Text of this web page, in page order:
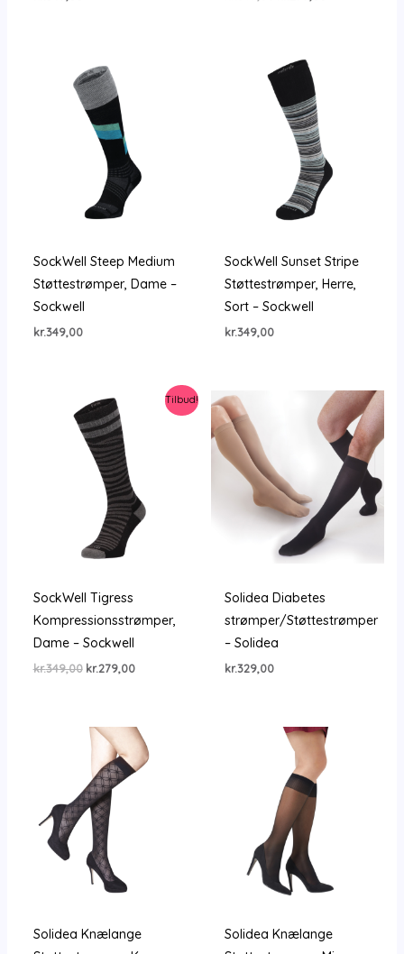
SockWell Steep Medium
Støttestrømper, Dame –
Sockwell
kr.349,00
SockWell Sunset Stripe
Støttestrømper, Herre,
Sort – Sockwell
kr.349,00
Tilbud!
SockWell Tigress
Kompressionsstrømper,
Dame – Sockwell
kr.349,00 Den
kr.349,00.
kr.279,00Den
kr.279,00.
Solidea Diabetes
strømper/Støttestrømper
– Solidea
kr.329,00
Solidea Knælange
Solidea Knælange